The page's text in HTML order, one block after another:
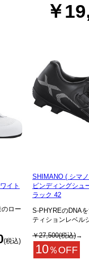
￥
イト
ロー
(税込)
SHIMANO ( シマ
ビンディングシュ
ラック 42
S-PHYREのDNA
ティションレベル
￥27,500(税込)→
10％OFF